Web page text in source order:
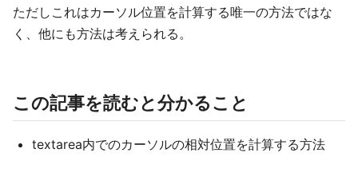
ただしこれはカーソル位置を計算する唯一の方法ではな
く、他にも方法は考えられる。
この記事を読むと分かること
textarea内でのカーソルの相対位置を計算する方法